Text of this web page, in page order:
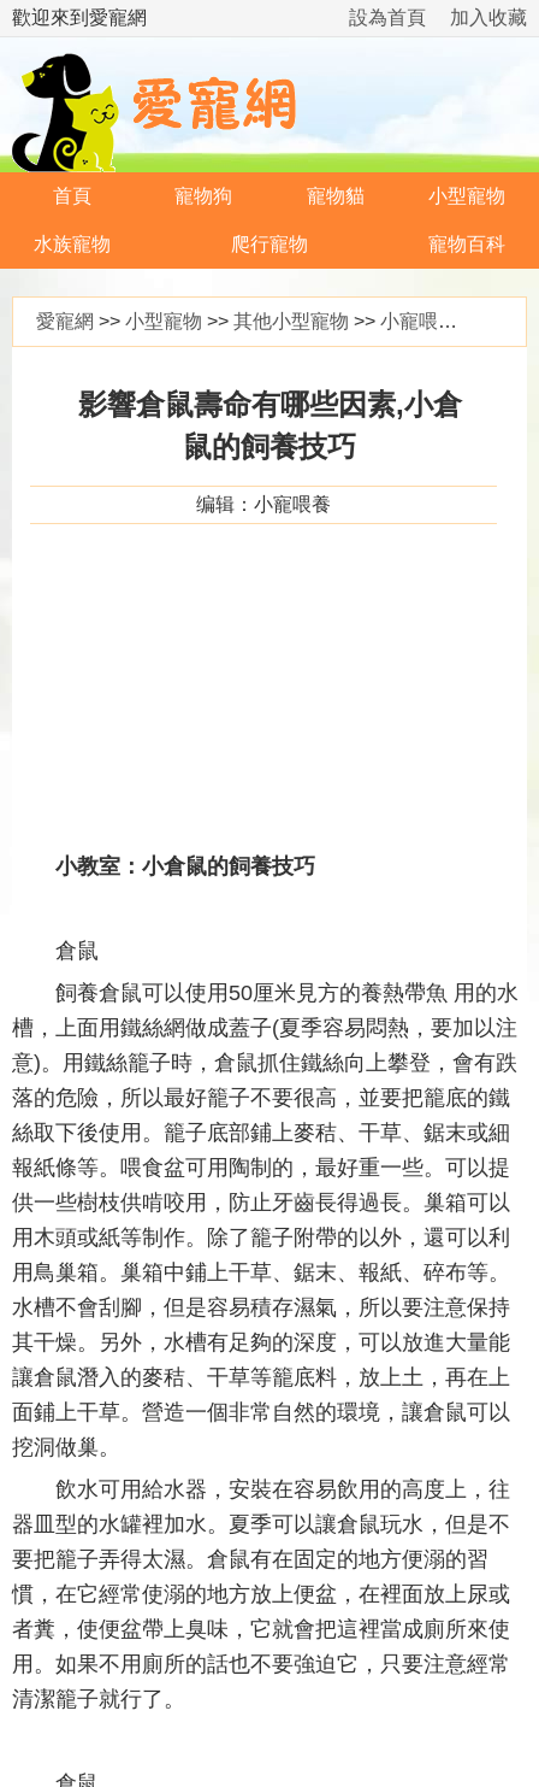
歡迎來到愛寵網 加入收藏
設為首頁
首頁 寵物狗 寵物貓 小型寵物
水族寵物 爬行寵物 寵物百科
愛寵網 >> 小型寵物 >> 其他小型寵物 >> 小寵喂養
影響倉鼠壽命有哪些因素,小倉
鼠的飼養技巧
编辑：小寵喂養
小教室：小倉鼠的飼養技巧
倉鼠
飼養倉鼠可以使用50厘米見方的養熱帶魚 用的水
槽，上面用鐵絲網做成蓋子(夏季容易悶熱，要加以注
意)。用鐵絲籠子時，倉鼠抓住鐵絲向上攀登，會有跌
落的危險，所以最好籠子不要很高，並要把籠底的鐵
絲取下後使用。籠子底部鋪上麥秸、干草、鋸末或細
報紙條等。喂食盆可用陶制的，最好重一些。可以提
供一些樹枝供啃咬用，防止牙齒長得過長。巢箱可以
用木頭或紙等制作。除了籠子附帶的以外，還可以利
用鳥巢箱。巢箱中鋪上干草、鋸末、報紙、碎布等。
水槽不會刮腳，但是容易積存濕氣，所以要注意保持
其干燥。另外，水槽有足夠的深度，可以放進大量能
讓倉鼠潛入的麥秸、干草等籠底料，放上土，再在上
面鋪上干草。營造一個非常自然的環境，讓倉鼠可以
挖洞做巢。
飲水可用給水器，安裝在容易飲用的高度上，往
器皿型的水罐裡加水。夏季可以讓倉鼠玩水，但是不
要把籠子弄得太濕。倉鼠有在固定的地方便溺的習
慣，在它經常使溺的地方放上便盆，在裡面放上尿或
者糞，使便盆帶上臭味，它就會把這裡當成廁所來使
用。如果不用廁所的話也不要強迫它，只要注意經常
清潔籠子就行了。